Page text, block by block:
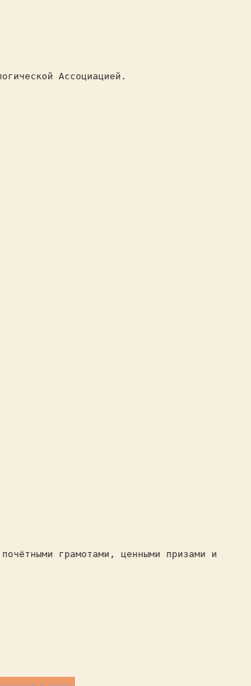
Ассоциацией.
грамотами, ценными призами и